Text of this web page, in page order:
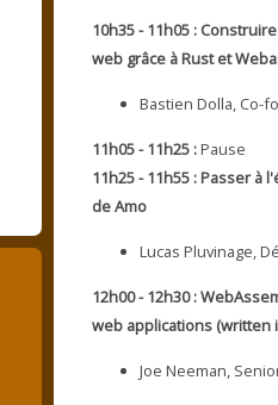
10h35 - 11h05 :
web grâce à Rust et
Bastien Dolla, Co-
11h05 - 11h25 : Pause
11h25 - 11h55 : Passer à
de Amo
Lucas Pluvinage,
12h00 - 12h30 :
web applications (written
Joe Neeman,